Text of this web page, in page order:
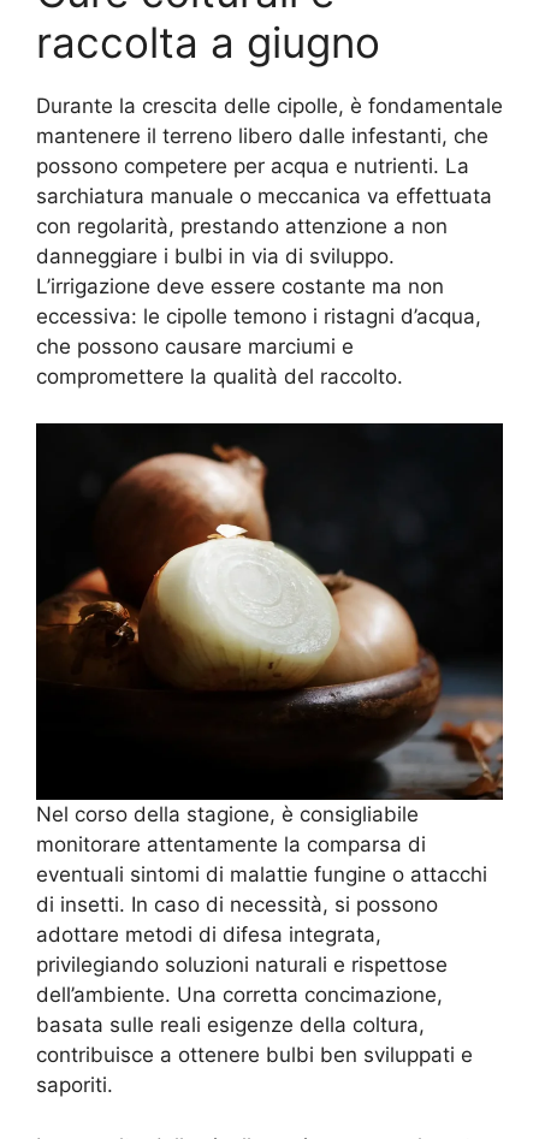
raccolta a giugno
Durante la crescita delle cipolle, è fondamentale
mantenere il terreno libero dalle infestanti, che
possono competere per acqua e nutrienti. La
sarchiatura manuale o meccanica va effettuata
con regolarità, prestando attenzione a non
danneggiare i bulbi in via di sviluppo.
L’irrigazione deve essere costante ma non
eccessiva: le cipolle temono i ristagni d’acqua,
che possono causare marciumi e
compromettere la qualità del raccolto.
Nel corso della stagione, è consigliabile
monitorare attentamente la comparsa di
eventuali sintomi di malattie fungine o attacchi
di insetti. In caso di necessità, si possono
adottare metodi di difesa integrata,
privilegiando soluzioni naturali e rispettose
dell’ambiente. Una corretta concimazione,
basata sulle reali esigenze della coltura,
contribuisce a ottenere bulbi ben sviluppati e
saporiti.